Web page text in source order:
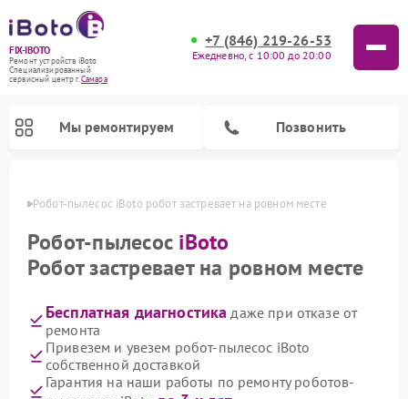
FIX-IBOTO
Ремонт устройств iBoto
Специализированный
cервисный центр г.Самара
+7 (846) 219-26-53
Ежедневно, с 10:00 до 20:00
Мы ремонтируем Позвонить
Робот-пылесос iBoto робот застревает на ровном месте
Робот-пылесос iBoto
Робот застревает на ровном месте
Бесплатная диагностика даже при отказе от
ремонта
Привезем и увезем робот-пылесос iBoto
собственной доставкой
Гарантия на наши работы по ремонту роботов-